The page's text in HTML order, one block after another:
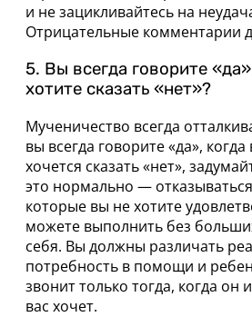
и не зацикливайтесь на
Отрицательные комментарии
5. Вы всегда говорите
хотите сказать «нет»?
Мученичество всегда
вы всегда говорите «да»,
хочется сказать «нет»,
это нормально —
которые вы не хотите
можете выполнить без
себя. Вы должны различать
потребность в помощи и
звонит только тогда, когда он
вас хочет.